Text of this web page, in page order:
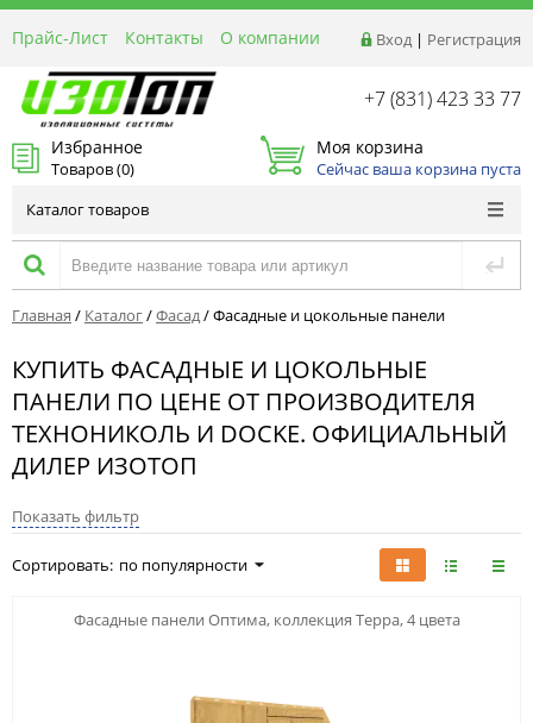
Вход | Регистрация
Прайс-Лист Контакты
О компании
Реквизиты
Доставка
Акции и Распродажи
Оптовым покупателям
+7 (831) 423 33 77
Избранное
Товаров (0)
Моя корзина
Сейчас ваша корзина пуста
Каталог товаров
Главная / Каталог/Фасад/Фасадные и цокольные панели
КУПИТЬ ФАСАДНЫЕ И ЦОКОЛЬНЫЕ
ПАНЕЛИ ПО ЦЕНЕ ОТ ПРОИЗВОДИТЕЛЯ
ТЕХНОНИКОЛЬ И DOCKE. ОФИЦИАЛЬНЫЙ
ДИЛЕР ИЗОТОП
Показать фильтр
Сортировать: по популярности
Фасадные панели Оптима, коллекция Терра, 4 цвета